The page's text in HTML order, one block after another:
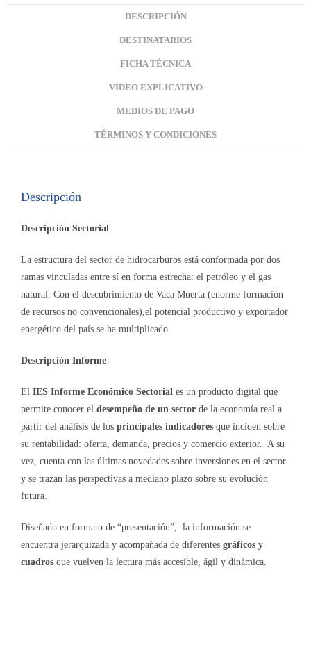
DESCRIPCIÓN
DESTINATARIOS
FICHA TÉCNICA
VIDEO EXPLICATIVO
MEDIOS DE PAGO
TÉRMINOS Y CONDICIONES
Descripción
Descripción Sectorial
La estructura del sector de hidrocarburos está conformada por dos
ramas vinculadas entre sí en forma estrecha: el petróleo y el gas
natural. Con el descubrimiento de Vaca Muerta (enorme formación
de recursos no convencionales),el potencial productivo y exportador
energético del país se ha multiplicado.
Descripción Informe
El IES Informe Económico Sectorial es un producto digital que
permite conocer el desempeño de un sector de la economía real a
partir del análisis de los principales indicadores que inciden sobre
su rentabilidad: oferta, demanda, precios y comercio exterior. A su
vez, cuenta con las últimas novedades sobre inversiones en el sector
y se trazan las perspectivas a mediano plazo sobre su evolución
futura.
Diseñado en formato de “presentación”, la información se
encuentra jerarquizada y acompañada de diferentes gráficos y
cuadros que vuelven la lectura más accesible, ágil y dinámica.